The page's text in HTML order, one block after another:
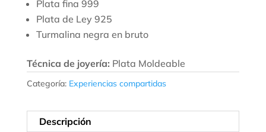
Plata fina 999
Plata de Ley 925
Turmalina negra en bruto
Técnica de joyería: Plata Moldeable
Categoría: Experiencias compartidas
Descripción